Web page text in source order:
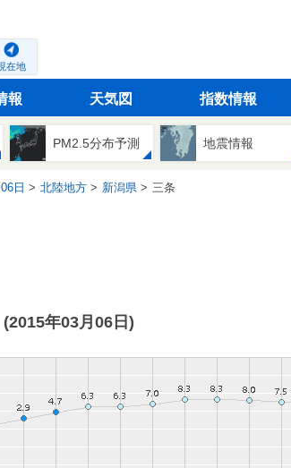
在地
報 天気図 指数情報
PM2.5分布予測 地震情報
06日 北陸地方 新潟県 三条
(2015年03月06日)